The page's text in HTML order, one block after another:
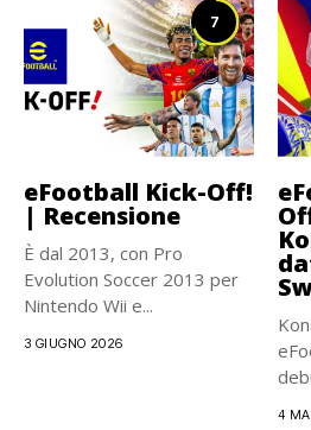
7
eFootball Kick-Off!
| Recensione
È dal 2013, con Pro
Evolution Soccer 2013 per
Nintendo Wii e...
3 GIUGNO 2026
4